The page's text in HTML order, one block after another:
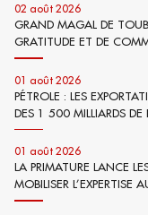
02 août 2026
GRAND MAGAL DE
GRATITUDE ET DE
01 août 2026
PÉTROLE : LES
DES 1 500 MILLIARDS
01 août 2026
LA PRIMATURE LANCE
MOBILISER L’EXPERTISE